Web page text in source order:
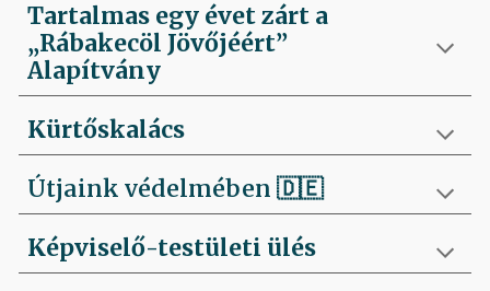
Tartalmas egy évet zárt a
„Rábakecöl Jövőjéért”
Alapítvány
Kürtőskalács
Útjaink védelmében🇩🇪
Képviselő-testületi ülés